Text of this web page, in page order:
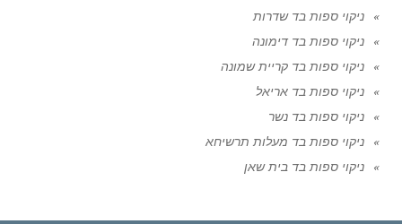
ניקוי ספות בד שדרות
ניקוי ספות בד דימונה
ניקוי ספות בד קריית שמונה
ניקוי ספות בד אריאל
ניקוי ספות בד נשר
ניקוי ספות בד מעלות תרשיחא
ניקוי ספות בד בית שאן